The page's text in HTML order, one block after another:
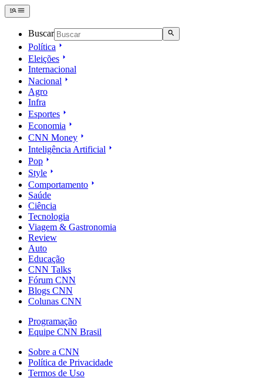
Buscar
Política
Eleições
Internacional
Nacional
Agro
Infra
Esportes
Economia
CNN Money
Inteligência Artificial
Pop
Style
Comportamento
Saúde
Ciência
Tecnologia
Viagem & Gastronomia
Review
Auto
Educação
CNN Talks
Fórum CNN
Blogs CNN
Colunas CNN
Programação
Equipe CNN Brasil
Sobre a CNN
Política de Privacidade
Termos de Uso